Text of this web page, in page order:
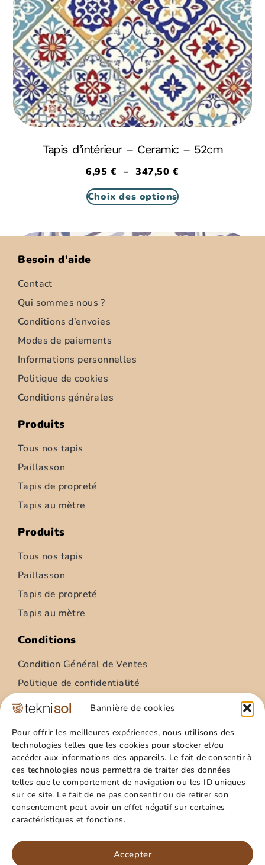
Bannière de cookies
Pour offrir les meilleures expériences, nous utilisons des
technologies telles que les cookies pour stocker et/ou
accéder aux informations des appareils. Le fait de consentir à
ces technologies nous permettra de traiter des données
telles que le comportement de navigation ou les ID uniques
sur ce site. Le fait de ne pas consentir ou de retirer son
consentement peut avoir un effet négatif sur certaines
caractéristiques et fonctions.
Accepter
Tapis d’intérieur – Ceramic – 52cm
6,95€ – 347,50€
Choix des options
Tapis d’intérieur – Ziemia – 52cm
Paillasson – relief palmes – 40x60cm
15,99€
Besoin d'aide
Contact
Qui sommes nous ?
Conditions d’envoies
Modes de paiements
Informations personnelles
Politique de cookies
Conditions générales
Produits
Tous nos tapis
Paillasson
Tapis de propreté
Tapis au mètre
Produits
Tous nos tapis
Paillasson
Tapis de propreté
Tapis au mètre
Conditions
Condition Général de Ventes
Politique de confidentialité
Condition Général Utilisation
Site
Qui sommes nous ?
Guide pratique
Favoris